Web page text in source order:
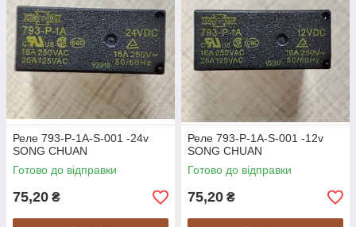
Реле 793-P-1A-S-001 -24v
SONG CHUAN
Готово до відправки
75,20 ₴
Реле 793-P-1A-S-001 -12v
SONG CHUAN
Готово до відправки
75,20 ₴